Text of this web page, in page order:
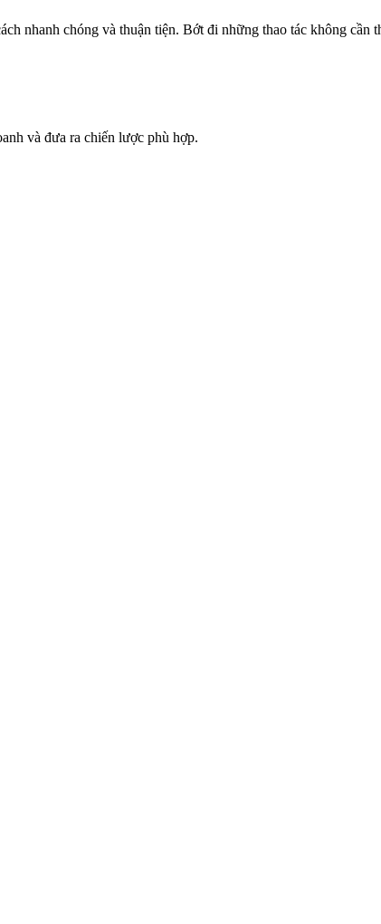
nhanh chóng và thuận tiện. Bớt đi những thao tác không cần
và đưa ra chiến lược phù hợp.